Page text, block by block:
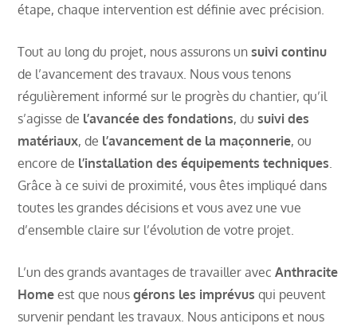
étape, chaque intervention est définie avec précision.
Tout au long du projet, nous assurons unsuivi continu
de l’avancement des travaux. Nous vous tenons
régulièrement informé sur le progrès du chantier, qu’il
s’agisse de l’avancée des fondations, dusuivi des
matériaux, de l’avancement de la maçonnerie, ou
encore de l’installation des équipements techniques
Grâce à ce suivi de proximité, vous êtes impliqué dans
toutes les grandes décisions et vous avez une vue
d’ensemble claire sur l’évolution de votre projet.
L’un des grands avantages de travailler avecAnthracite
Home est que nousgérons les imprévus qui peuvent
survenir pendant les travaux. Nous anticipons et nous